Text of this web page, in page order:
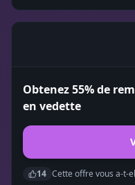
Obtenez 55% de
en vedette
14 Cette offre vous a-t-